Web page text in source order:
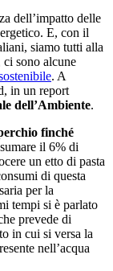
dell’impatto delle
E, con il
siamo tutti alla
ci sono alcune
. A
in un report
dell’Ambiente.
finché
il 6% di
un etto di pasta
di questa
per la
tempi si è parlato
prevede di
in cui si versa la
nell’acqua